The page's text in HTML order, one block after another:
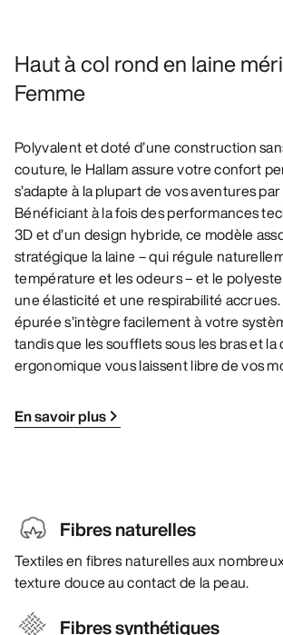
Haut à col rond en laine
Femme
Polyvalent et doté d’une construction
couture, le Hallam assure votre confort
s’adapte à la plupart de vos aventures
Bénéficiant à la fois des performances
3D et d’un design hybride, ce modèle
stratégique la laine – qui régule
température et les odeurs – et le
une élasticité et une respirabilité
épurée s’intègre facilement à votre
tandis que les soufflets sous les bras et
ergonomique vous laissent libre de vos
En savoir plus
Fibres naturelles
Textiles en fibres naturelles aux
texture douce au contact de la peau.
Fibres synthétiques